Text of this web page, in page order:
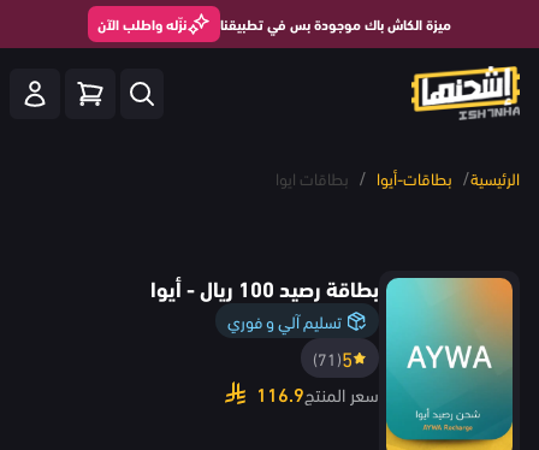
ميزة الكاش باك موجودة بس في تطبيقنا نزّله واطلب الآن
الرئيسية/ بطاقات-أيوا / بطاقات ايوا
بطاقة رصيد 100 ريال - أيوا
تسليم آلي و فوري
5
(71)
سعر المنتج116.9